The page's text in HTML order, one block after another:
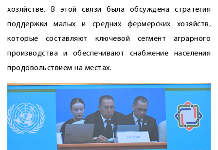
хозяйстве. В этой связи была обсуждена стратегия
поддержки малых и средних фермерских хозяйств,
которые составляют ключевой сегмент аграрного
производства и обеспечивают снабжение населения
продовольствием на местах.